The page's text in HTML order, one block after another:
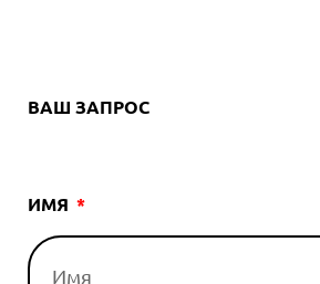
ВАШ ЗАПРОС
ИМЯ